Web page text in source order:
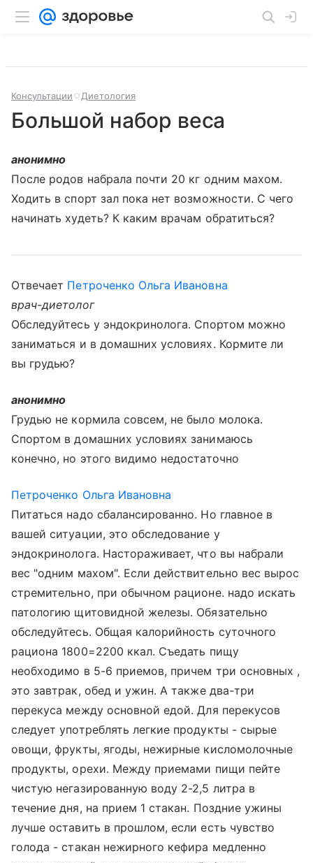
Консультации Диетология
Большой набор веса
анонимно
После родов набрала почти 20 кг одним махом.
Ходить в спорт зал пока нет возможности. С чего
начинать худеть? К каким врачам обратиться?
Отвечает Петроченко Ольга Ивановна
врач-диетолог
Обследуйтесь у эндокринолога. Спортом можно
заниматься и в домашних условиях. Кормите ли
вы грудью?
анонимно
Грудью не кормила совсем, не было молока.
Спортом в домашних условиях занимаюсь
конечно, но этого видимо недостаточно
Петроченко Ольга Ивановна
Питаться надо сбалансированно. Но главное в
вашей ситуации, это обследование у
эндокринолога. Настораживает, что вы набрали
вес "одним махом". Если действительно вес вырос
стремительно, при обычном рационе. надо искать
патологию щитовидной железы. Обязательно
обследуйтесь. Общая калорийность суточного
рациона 1800=2200 ккал. Съедать пищу
необходимо в 5-6 приемов, причем три основных ,
это завтрак, обед и ужин. А также два-три
перекуса между основной едой. Для перекусов
следует употреблять легкие продукты - сырые
овощи, фрукты, ягоды, нежирные кисломолочные
продукты, орехи. Между приемами пищи пейте
чистую негазированную воду 2-2,5 литра в
течение дня, на прием 1 стакан. Поздние ужины
лучше оставить в прошлом, если есть чувство
голода - стакан нежирного кефира медленно